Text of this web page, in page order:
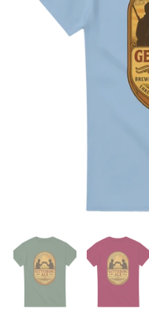
Show slide 1 Show